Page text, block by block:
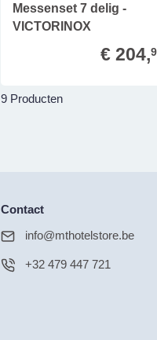
Messenset 7 delig -
VICTORINOX
€ 204,
9 Producten
Contact
info@mthotelstore.be
+32 479 447 721